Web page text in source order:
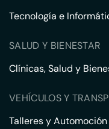
Tecnología e
SALUD Y BIENESTAR
Clínicas, Salud y
VEHÍCULOS Y
Talleres y Automoción